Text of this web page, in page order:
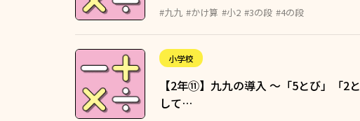
#九九 #かけ算 #小2 #3の段 #4の段
小学校
【2年⑪】九九の導入 ～「5とび」「2
して…